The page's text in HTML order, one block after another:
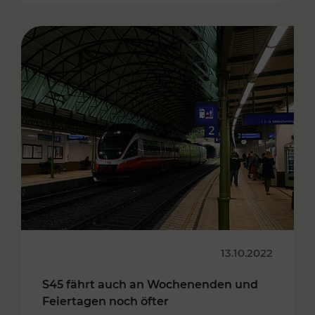
13.10.2022
S45 fährt auch an Wochenenden und
Feiertagen noch öfter